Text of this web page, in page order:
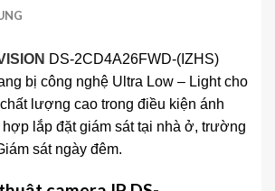
DS-2CD4A26FWD-(IZHS)
bị công nghệ Ultra Low – Light cho
lượng cao trong điều kiện ánh
lắp đặt giám sát tại nhà ở, trường
sát ngày đêm.